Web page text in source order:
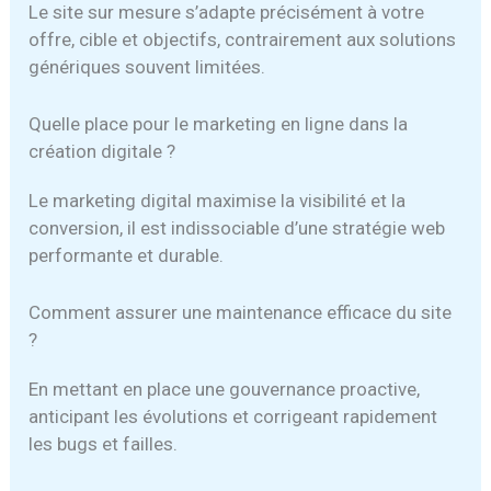
Le site sur mesure s’adapte précisément à votre
offre, cible et objectifs, contrairement aux solutions
génériques souvent limitées.
Quelle place pour le marketing en ligne dans la
création digitale ?
Le marketing digital maximise la visibilité et la
conversion, il est indissociable d’une stratégie web
performante et durable.
Comment assurer une maintenance efficace du site
?
En mettant en place une gouvernance proactive,
anticipant les évolutions et corrigeant rapidement
les bugs et failles.